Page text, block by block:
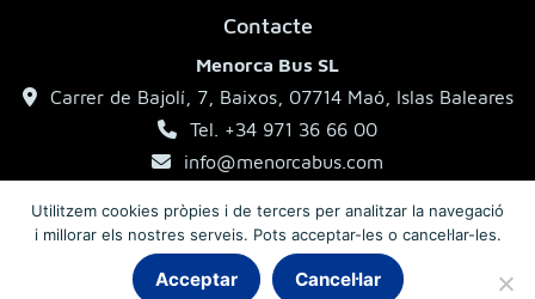
Contacte
Menorca Bus SL
Carrer de Bajolí, 7, Baixos, 07714 Maó, Islas Baleares
Tel. +34 971 36 66 00
info@menorcabus.com
Aviso legal Política de privacitat Condicions generals
Utilitzem cookies pròpies i de tercers per analitzar la navegació
i millorar els nostres serveis. Pots acceptar-les o cancel·lar-les.
Acceptar Cancel·lar